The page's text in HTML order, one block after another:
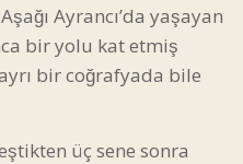
Ayrancı’da yaşayan
bir yolu kat etmiş
bir coğrafyada bile
üç sene sonra